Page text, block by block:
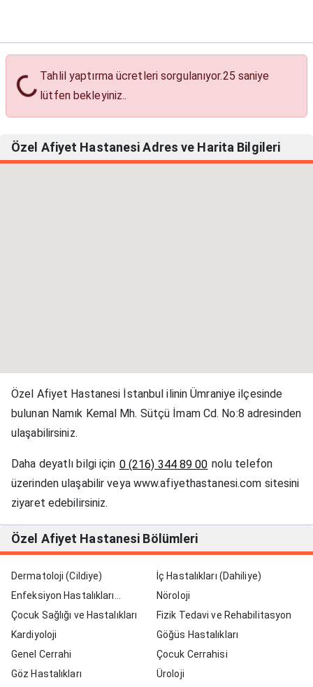
Tahlil Yaptırma Ücretleri
Tahlil yaptırma ücretleri sorgulanıyor.24 saniye
lütfen bekleyiniz..
Özel Afiyet Hastanesi Adres ve Harita Bilgileri
Özel Afiyet Hastanesi İstanbul ilinin Ümraniye ilçesinde
bulunan Namık Kemal Mh. Sütçü İmam Cd. No:8 adresinden
ulaşabilirsiniz.
Daha deyatlı bilgi için 0 (216) 344 89 00 nolu telefon
üzerinden ulaşabilir veya www.afiyethastanesi.com sitesini
ziyaret edebilirsiniz.
Özel Afiyet Hastanesi Bölümleri
Dermatoloji (Cildiye)
İç Hastalıkları (Dahiliye)
Enfeksiyon Hastalıkları
(İntaniye)
Nöroloji
Çocuk Sağlığı ve Hastalıkları
Fizik Tedavi ve Rehabilitasyon
Kardiyoloji
Göğüs Hastalıkları
Genel Cerrahi
Çocuk Cerrahisi
Göz Hastalıkları
Üroloji